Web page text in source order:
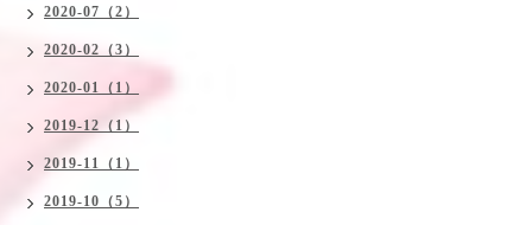
2020-07（2）
2020-02（3）
2020-01（1）
2019-12（1）
2019-11（1）
2019-10（5）